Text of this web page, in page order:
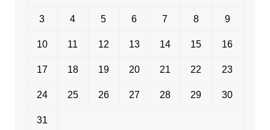
3 4 5 6 7 8 9
10 11 12 13 14 15 16
17 18 19 20 21 22 23
24 25 26 27 28 29 30
31